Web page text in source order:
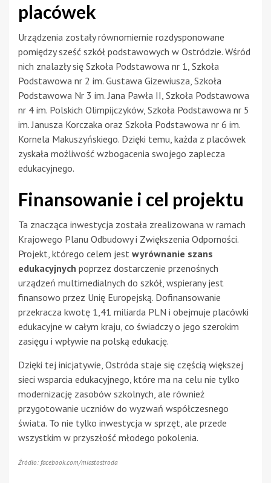
placówek
Urządzenia zostały równomiernie rozdysponowane
pomiędzy sześć szkół podstawowych w Ostródzie. Wśród
nich znalazły się Szkoła Podstawowa nr 1, Szkoła
Podstawowa nr 2 im. Gustawa Gizewiusza, Szkoła
Podstawowa Nr 3 im. Jana Pawła II, Szkoła Podstawowa
nr 4 im. Polskich Olimpijczyków, Szkoła Podstawowa nr 5
im. Janusza Korczaka oraz Szkoła Podstawowa nr 6 im.
Kornela Makuszyńskiego. Dzięki temu, każda z placówek
zyskała możliwość wzbogacenia swojego zaplecza
edukacyjnego.
Finansowanie i cel projektu
Ta znacząca inwestycja została zrealizowana w ramach
Krajowego Planu Odbudowy i Zwiększenia Odporności.
Projekt, którego celem jest wyrównanie szans
edukacyjnych poprzez dostarczenie przenośnych
urządzeń multimedialnych do szkół, wspierany jest
finansowo przez Unię Europejską. Dofinansowanie
przekracza kwotę 1,41 miliarda PLN i obejmuje placówki
edukacyjne w całym kraju, co świadczy o jego szerokim
zasięgu i wpływie na polską edukację.
Dzięki tej inicjatywie, Ostróda staje się częścią większej
sieci wsparcia edukacyjnego, które ma na celu nie tylko
modernizację zasobów szkolnych, ale również
przygotowanie uczniów do wyzwań współczesnego
świata. To nie tylko inwestycja w sprzęt, ale przede
wszystkim w przyszłość młodego pokolenia.
Źródło: facebook.com/miastostroda